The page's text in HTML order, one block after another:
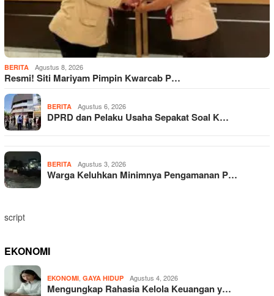
BERITA Agustus 8, 2026
Resmi! Siti Mariyam Pimpin Kwarcab P…
BERITA Agustus 6, 2026
DPRD dan Pelaku Usaha Sepakat Soal K…
BERITA Agustus 3, 2026
Warga Keluhkan Minimnya Pengamanan P…
script
EKONOMI
EKONOMI GAYA HIDUP Agustus 4, 2026
Mengungkap Rahasia Kelola Keuangan y…